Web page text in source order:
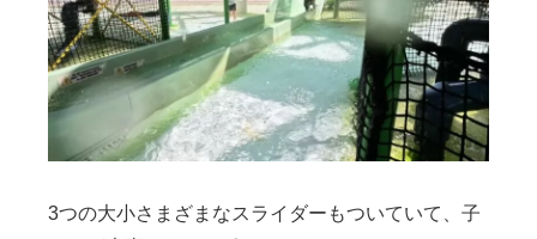
3つの大小さまざまなスライダーもついていて、子